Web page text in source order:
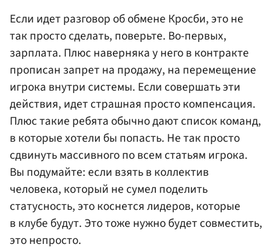
Если идет разговор об обмене Кросби, это не
так просто сделать, поверьте. Во-первых,
зарплата. Плюс наверняка у него в контракте
прописан запрет на продажу, на перемещение
игрока внутри системы. Если совершать эти
действия, идет страшная просто компенсация.
Плюс такие ребята обычно дают список команд,
в которые хотели бы попасть. Не так просто
сдвинуть массивного по всем статьям игрока.
Вы подумайте: если взять в коллектив
человека, который не сумел поделить
статусность, это коснется лидеров, которые
в клубе будут. Это тоже нужно будет совместить,
это непросто.